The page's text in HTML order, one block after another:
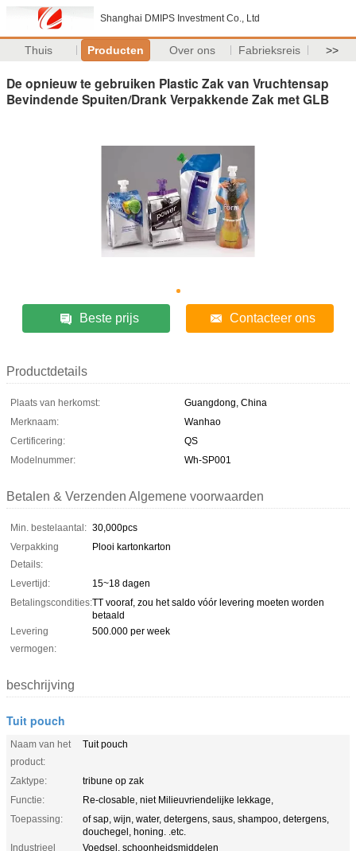
Shanghai DMIPS Investment Co., Ltd
Thuis Producten Over ons Fabrieksreis >>
De opnieuw te gebruiken Plastic Zak van Vruchtensap
Bevindende Spuiten/Drank Verpakkende Zak met GLB
Beste prijs Contacteer ons
Productdetails
Plaats van herkomst:
Guangdong, China
Merknaam:
Wanhao
Certificering:
QS
Modelnummer:
Wh-SP001
Betalen & Verzenden Algemene voorwaarden
Min. bestelaantal: 30,000pcs
Verpakking
Details:
Plooi kartonkarton
Levertijd:
15~18 dagen
Betalingscondities:TT vooraf, zou het saldo vóór levering moeten worden
betaald
Levering
vermogen:
500.000 per week
beschrijving
Tuit pouch
Naam van het
product:
Tuit pouch
Zaktype:
tribune op zak
Functie:
Re-closable, niet Milieuvriendelijke lekkage,
Toepassing:
of sap, wijn, water, detergens, saus, shampoo, detergens,
douchegel, honing. .etc.
Industrieel
Voedsel, schoonheidsmiddelen